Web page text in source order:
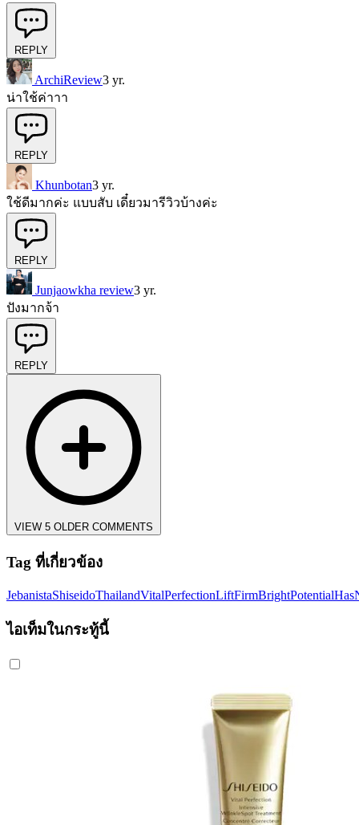
REPLY
ArchiReview3 yr.
น่าใช้ค่าาา
REPLY
Khunbotan3 yr.
ใช้ดีมากค่ะ แบบสับ เดี๋ยวมารีวิวบ้างค่ะ
REPLY
Junjaowkha review3 yr.
ปังมากจ้า
REPLY
VIEW 5 OLDER COMMENTS
Tag ที่เกี่ยวข้อง
JebanistaShiseidoThailandVitalPerfectionLiftFirmBright
ไอเท็มในกระทู้นี้